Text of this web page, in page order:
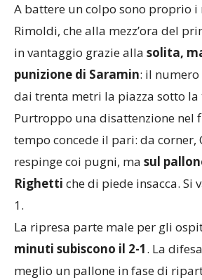
A battere un colpo sono proprio i
Rimoldi, che alla mezz’ora del
in vantaggio grazie alla solita,
punizione di Saramin: il
dai trenta metri la piazza sotto la
Purtroppo una disattenzione nel
tempo concede il pari: da corner,
respinge coi pugni, ma sul
Righetti che di piede insacca. Si
1.
La ripresa parte male per gli
minuti subiscono il 2-1. La
meglio un pallone in fase di